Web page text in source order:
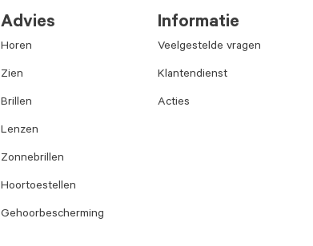
Advies
Horen
Zien
Brillen
Lenzen
Zonnebrillen
Hoortoestellen
Gehoorbescherming
Informatie
Veelgestelde vragen
Klantendienst
Acties